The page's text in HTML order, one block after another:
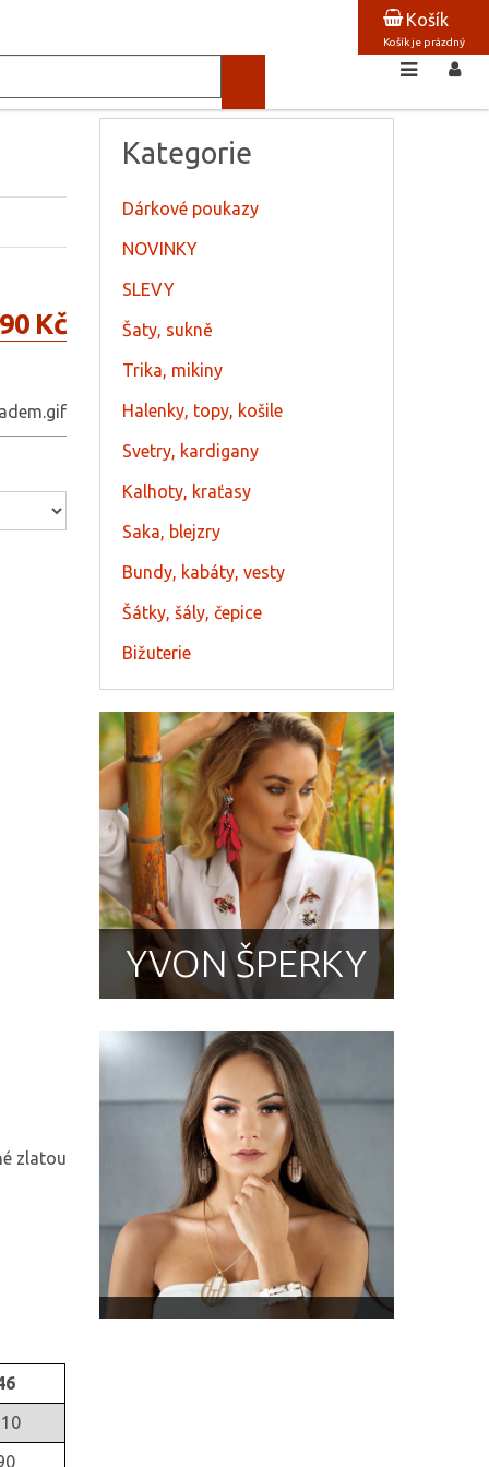
Košík
Košík je prázdný
Kč
zlatou
Kategorie
Dárkové poukazy
NOVINKY
SLEVY
Šaty, sukně
Trika, mikiny
Halenky, topy, košile
Svetry, kardigany
Kalhoty, kraťasy
Saka, blejzry
Bundy, kabáty, vesty
Šátky, šály, čepice
Bižuterie
YVON ŠPERKY